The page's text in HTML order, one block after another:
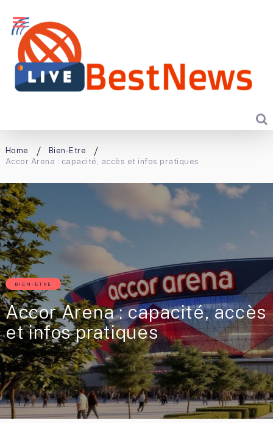
Home
Bien-Etre
Accor Arena : capacité, accès et infos pratiques
BIEN-ETRE
Accor Arena : capacité, accès
et infos pratiques